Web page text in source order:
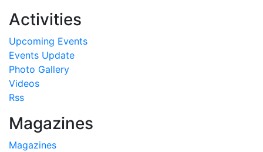
Activities
Upcoming Events
Events Update
Photo Gallery
Videos
Rss
Magazines
Magazines